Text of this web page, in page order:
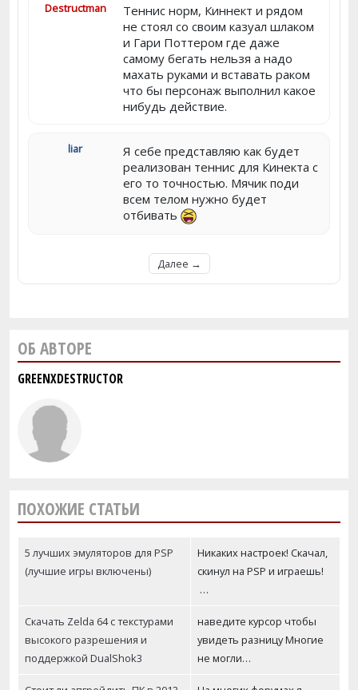
Destructman
Теннис норм, Киннект и рядом
не стоял со своим казуал шлаком
и Гари Поттером где даже
самому бегать нельзя а надо
махать руками и вставать раком
что бы персонаж выполнил какое
нибудь действие.
liar
Я себе представляю как будет
реализован теннис для Кинекта с
его то точностью. Мячик поди
всем телом нужно будет
отбивать
Далее →
ОБ АВТОРЕ
GREENXDESTRUCTOR
ПОХОЖИЕ СТАТЬИ
5 лучших эмуляторов для PSP
(лучшие игры включены)
Никаких настроек! Скачал,
скинул на PSP и играешь!
…
Скачать Zelda 64 с текстурами
высокого разрешения и
поддержкой DualShok3
наведите курсор чтобы
увидеть разницу Многие
не могли…